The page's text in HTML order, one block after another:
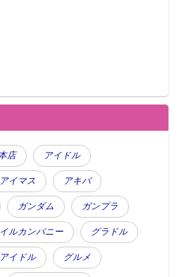
店 アイドル
アイマス アキバ
ガンダム ガンプラ
ルカンパニー グラドル
イドル グルメ